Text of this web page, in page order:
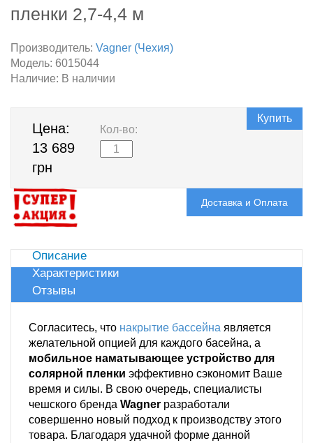
пленки 2,7-4,4 м
Производитель: Vagner (Чехия)
Модель: 6015044
Наличие: В наличии
Цена:
13 689
грн
Кол-во:
Купить
Доставка и Оплата
Описание
Характеристики
Отзывы
Согласитесь, что накрытие бассейна является
желательной опцией для каждого басейна, а
мобильное наматывающее устройство для
солярной пленки эффективно сэкономит Ваше
время и силы. В свою очередь, специалисты
чешского бренда Wagner разработали
совершенно новый подход к производству этого
товара. Благодаря удачной форме данной